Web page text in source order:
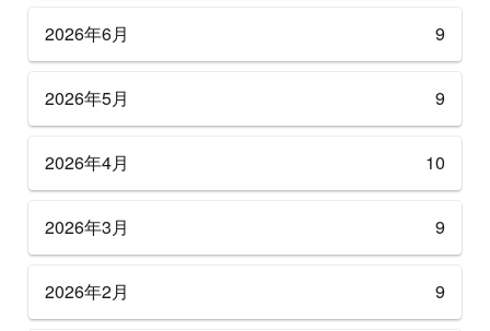
2026年6月 9
2026年5月 9
2026年4月 10
2026年3月 9
2026年2月 9